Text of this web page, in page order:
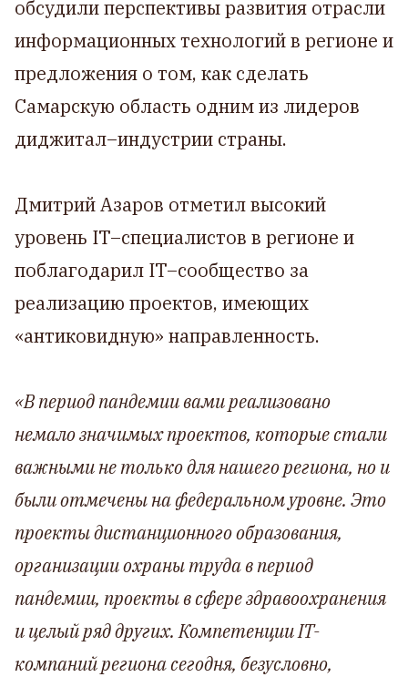
обсудили перспективы развития отрасли
информационных технологий в регионе и
предложения о том, как сделать
Самарскую область одним из лидеров
диджитал–индустрии страны.
Дмитрий Азаров отметил высокий
уровень IT–специалистов в регионе и
поблагодарил IT–сообщество за
реализацию проектов, имеющих
«антиковидную» направленность.
«В период пандемии вами реализовано
немало значимых проектов, которые стали
важными не только для нашего региона, но и
были отмечены на федеральном уровне. Это
проекты дистанционного образования,
организации охраны труда в период
пандемии, проекты в сфере здравоохранения
и целый ряд других. Компетенции IT-
компаний региона сегодня, безусловно,